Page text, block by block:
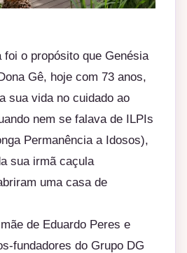
foi o propósito que Genésia
Gê, hoje com 73 anos,
sua vida no cuidado ao
nem se falava de ILPIs
Permanência a Idosos),
sua irmã caçula
uma casa de
de Eduardo Peres e
fundadores do Grupo DG